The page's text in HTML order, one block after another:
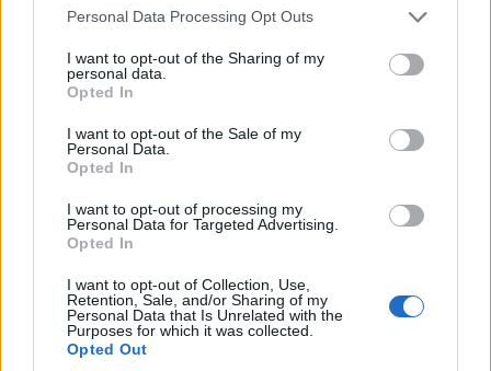
Please note that this website/app uses one or more Google
not limited to your visit or usage behaviour. You may click to
grant or deny consent to Google and its third-party tags to
use your data for below specified purposes in below Google
consent section.
Personal Data Processing Opt Outs
I want to opt-out of the Sharing of my
personal data.
Opted In
I want to opt-out of the Sale of my
Personal Data.
Opted In
I want to opt-out of processing my
Personal Data for Targeted Advertising.
Opted In
I want to opt-out of Collection, Use,
Retention, Sale, and/or Sharing of my
Personal Data that Is Unrelated with the
Purposes for which it was collected.
Opted Out
πυρετός για τα Στενά του Ορμούζ
6/08/2026 - 11:07πμ
ΚΟΣΜΟΣ